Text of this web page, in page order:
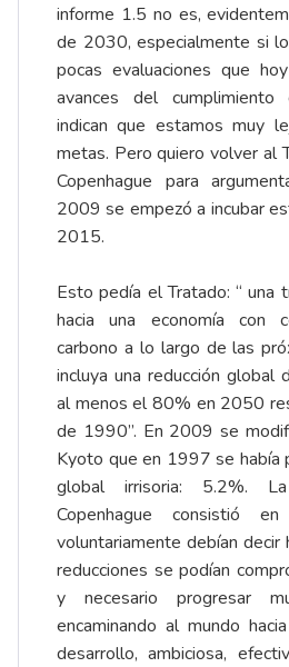
informe 1.5 no es,
de 2030, especialmente si
pocas evaluaciones que
avances del
indican que estamos muy
metas. Pero quiero volver al
Copenhague para
2009 se empezó a incubar
2015.
Esto pedía el Tratado: “ una
hacia una economía con
carbono a lo largo de las
incluya una reducción global
al menos el 80% en 2050
de 1990”. En 2009 se
Kyoto que en 1997 se había
global irrisoria: 5.2%.
Copenhague consistió
voluntariamente debían
reducciones se podían
y necesario progresar
encaminando al mundo
desarrollo, ambiciosa,